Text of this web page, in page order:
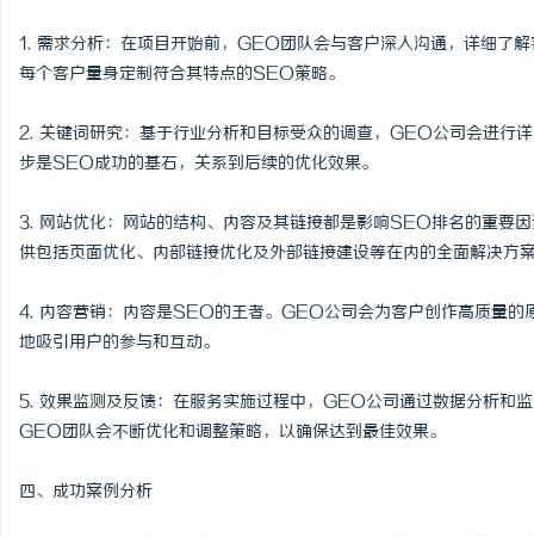
1. 需求分析：在项目开始前，GEO团队会与客户深入沟通，详细了
每个客户量身定制符合其特点的SEO策略。
2. 关键词研究：基于行业分析和目标受众的调查，GEO公司会进行
步是SEO成功的基石，关系到后续的优化效果。
3. 网站优化：网站的结构、内容及其链接都是影响SEO排名的重要
供包括页面优化、内部链接优化及外部链接建设等在内的全面解决方
4. 内容营销：内容是SEO的王者。GEO公司会为客户创作高质量的
地吸引用户的参与和互动。
5. 效果监测及反馈：在服务实施过程中，GEO公司通过数据分析和
GEO团队会不断优化和调整策略，以确保达到最佳效果。
四、成功案例分析